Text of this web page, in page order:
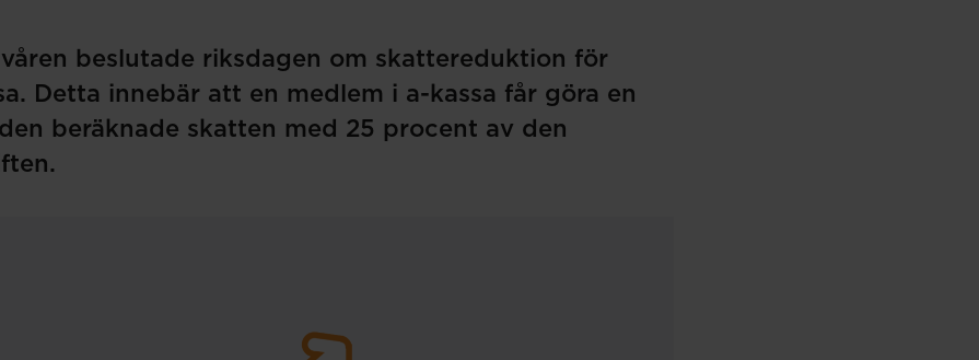
beslutade riksdagen om skattereduktion för
Detta innebär att en medlem i a-kassa får göra en
beräknade skatten med 25 procent av den